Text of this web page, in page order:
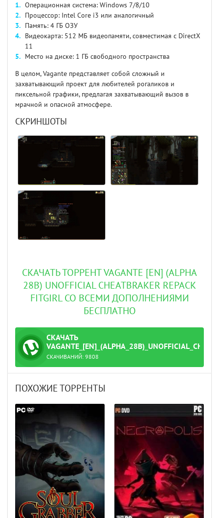
Операционная система: Windows 7/8/10
Процессор: Intel Core i3 или аналогичный
Память: 4 ГБ ОЗУ
Видеокарта: 512 МБ видеопамяти, совместимая с DirectX
11
Место на диске: 1 ГБ свободного пространства
В целом, Vagante представляет собой сложный и
захватывающий проект для любителей рогаликов и
пиксельной графики, предлагая захватывающий вызов в
мрачной и опасной атмосфере.
СКРИНШОТЫ
СКАЧАТЬ ТОРРЕНТ VAGANTE [EN] (ALPHA
28B) UNOFFICIAL CHEATBRAKER REPACK
FITGIRL СО ВСЕМИ ДОПОЛНЕНИЯМИ
БЕСПЛАТНО
СКАЧАТЬ
ТОРРЕНТ
СКАЧИВАНИЙ: 9808
ПОХОЖИЕ ТОРРЕНТЫ